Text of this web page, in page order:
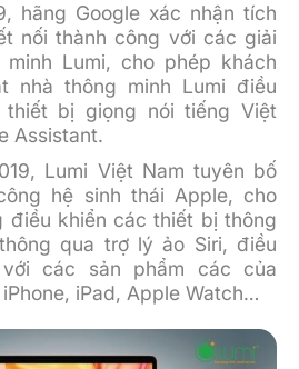
hãng Google xác nhận tích
nối thành công với các giải
Lumi, cho phép khách
nhà thông minh Lumi điều
thiết bị giọng nói tiếng Việt
Assistant.
Lumi Việt Nam tuyên bố
hệ sinh thái Apple, cho
điều khiển các thiết bị thông
qua trợ lý ảo Siri, điều
các sản phẩm các của
iPad, Apple Watch…